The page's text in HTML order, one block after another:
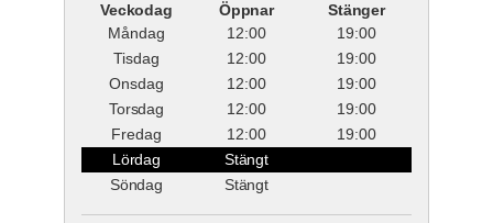
Veckodag Öppnar
Stänger
Måndag
12:00
19:00
Tisdag
12:00
19:00
Onsdag
12:00
19:00
Torsdag
12:00
19:00
Fredag
12:00
19:00
Lördag
Stängt
Söndag
Stängt